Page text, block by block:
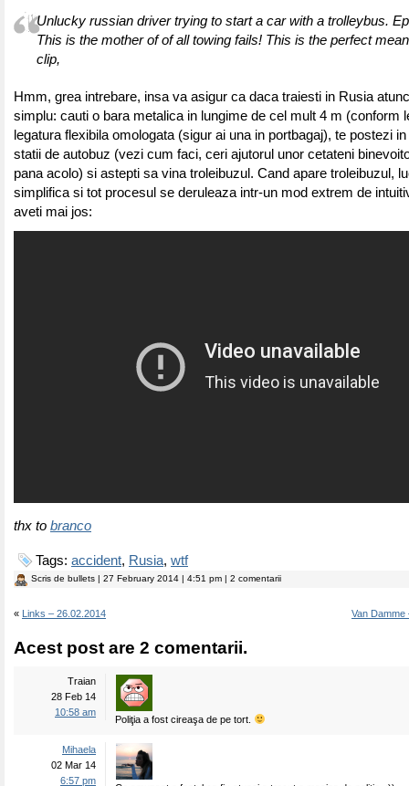
Unlucky russian driver trying to start a car with a trolleybus.
This is the mother of of all towing fails! This is the perfect
clip,
Hmm, grea intrebare, insa va asigur ca daca traiesti in Rusia
simplu: cauti o bara metalica in lungime de cel mult 4 m (conform
legatura flexibila omologata (sigur ai una in portbagaj), te postezi
statii de autobuz (vezi cum faci, ceri ajutorul unor cetateni
pana acolo) si astepti sa vina troleibuzul. Cand apare troleibuzul,
simplifica si tot procesul se deruleaza intr-un mod extrem de
aveti mai jos:
thx to branco
Tags: accident, Rusia, wtf
Scris de bullets | 27 February 2014 | 4:51 pm | 2 comentarii
« Links – 26.02.2014 Van
Acest post are 2 comentarii.
Traian
28 Feb 14
10:58 am
Poliţia a fost cireaşa de pe tort.
Mihaela
02 Mar 14
6:57 pm